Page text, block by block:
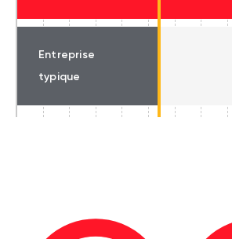
Entreprise
typique